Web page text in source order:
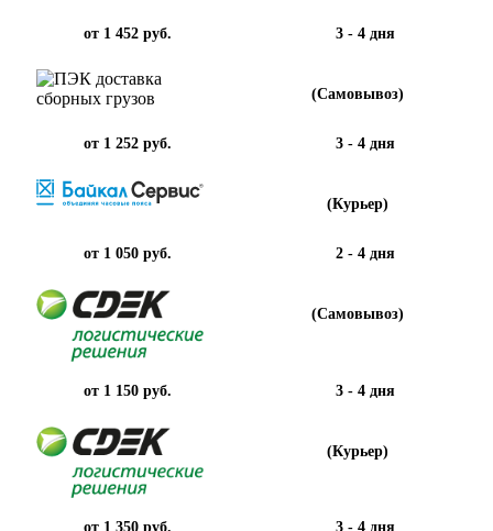
от 1 452 руб. 3 - 4 дня
(Самовывоз)
от 1 252 руб. 3 - 4 дня
(Курьер)
от 1 050 руб. 2 - 4 дня
(Самовывоз)
от 1 150 руб. 3 - 4 дня
(Курьер)
от 1 350 руб. 3 - 4 дня